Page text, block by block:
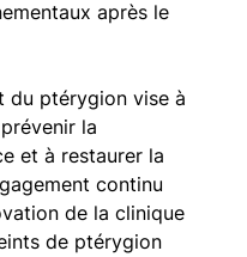
après le
du ptérygion vise à
la
et à restaurer la
continu
de la clinique
de ptérygion